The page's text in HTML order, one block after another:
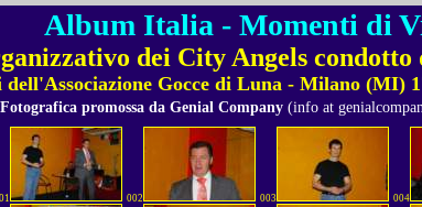
Album Italia - Momenti di
dei City Angels
dell'Associazione Gocce di Luna - Milano (MI)
Fotografica promossa da Genial Company(info at
002 003 004